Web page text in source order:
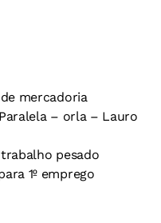
mercadoria
– orla – Lauro
pesado
1º emprego